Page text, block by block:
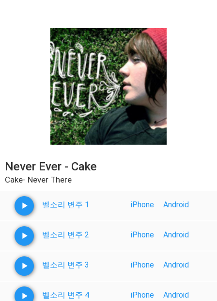
Never Ever - Cake
Cake- Never There
벨소리 변주 1 iPhone Android
벨소리 변주 2 iPhone Android
벨소리 변주 3 iPhone Android
벨소리 변주 4 iPhone Android